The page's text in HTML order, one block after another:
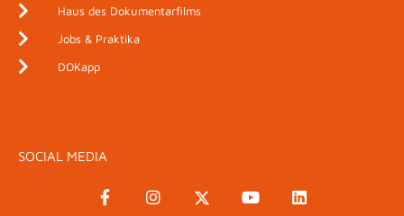
Haus des Dokumentarfilms
Jobs & Praktika
DOKapp
SOCIAL MEDIA